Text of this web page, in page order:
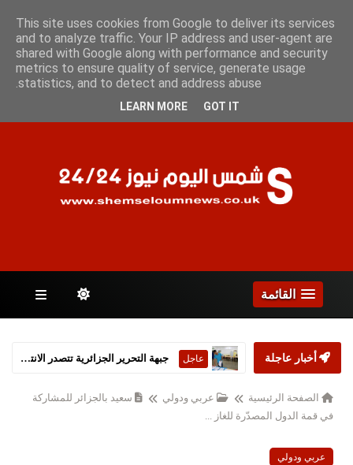
الجمعة 7 أغسطس 2026
الصفحات
القائمة
أخبار عاجلة عاجل ستارمر يعلن استقالته من رئاسة الحكومة البريطانية
الصفحة الرئيسية عربي ودولي
سعيد بالجزائر للمشاركة
في قمة الدول المصدّرة للغاز ...
عربي ودولي
This site uses cookies from Google to deliver its services
and to analyze traffic. Your IP address and user-agent are
shared with Google along with performance and security
metrics to ensure quality of service, generate usage
statistics, and to detect and address abuse.
LEARN MORE GOT IT